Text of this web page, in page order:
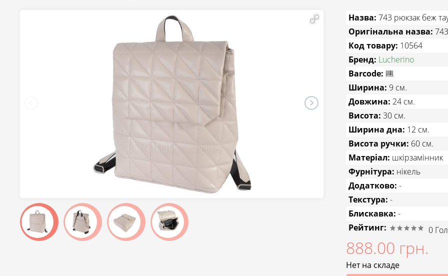
Назва: 743 рюкзак беж
Оригінальна назва:
Код товару: 10564
Бренд: Lucherino
Barcode:
Ширина: 9 см.
Довжина: 24 см.
Висота: 30 см.
Ширина дна: 12 см.
Висота ручки: 60 см.
Матеріал: шкірзамінник
Фурнітура: нікель
Додатково: -
Текстура: -
Блискавка: -
Рейтинг:
0
888.00 грн.
Нет на складе